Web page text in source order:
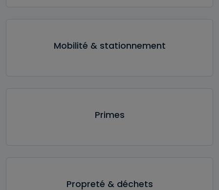
Mobilité & stationnement
Primes
Propreté & déchets